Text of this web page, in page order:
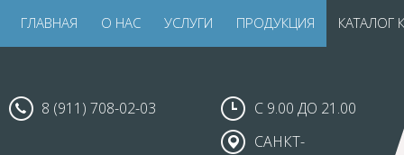
ГЛАВНАЯ О НАС УСЛУГИ ПРОДУКЦИЯ КАТАЛОГ
8 (911) 708-02-03
С 9.00 ДО 21.00
САНКТ-